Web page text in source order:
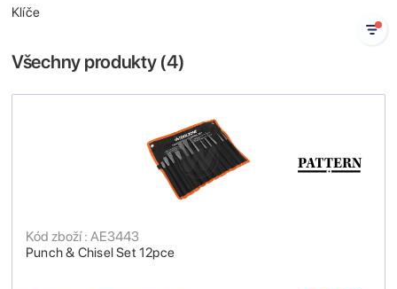
Klíče
Všechny produkty (4)
Punch & Chisel Set 12pce
Kód zboží : AE3443